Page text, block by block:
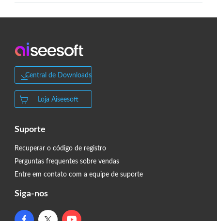
Central de Downloads
Loja Aiseesoft
Suporte
Recuperar o código de registro
Perguntas frequentes sobre vendas
Entre em contato com a equipe de suporte
Siga-nos